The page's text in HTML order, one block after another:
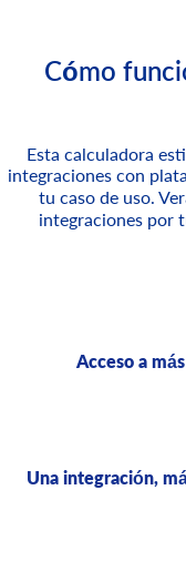
Cómo
Esta calculadora
integraciones con
tu caso de uso.
integraciones por
Acceso a
Una integración,